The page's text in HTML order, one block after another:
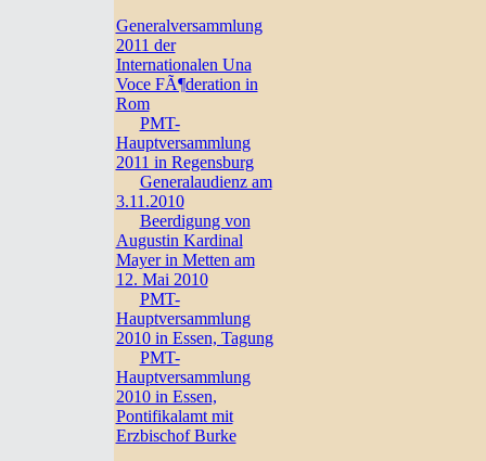
Generalversammlung
2011 der
Internationalen Una
Voce FÃ¶deration in
Rom
PMT-
Hauptversammlung
2011 in Regensburg
Generalaudienz am
3.11.2010
Beerdigung von
Augustin Kardinal
Mayer in Metten am
12. Mai 2010
PMT-
Hauptversammlung
2010 in Essen, Tagung
PMT-
Hauptversammlung
2010 in Essen,
Pontifikalamt mit
Erzbischof Burke